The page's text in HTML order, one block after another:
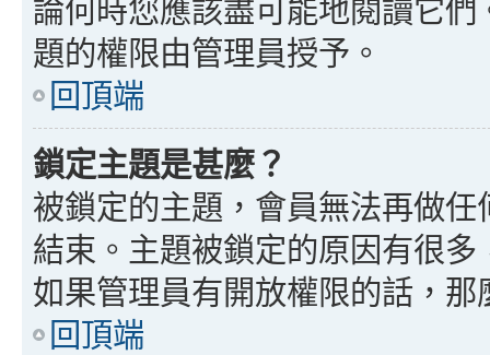
論何時您應該盡可能地閱讀它
題的權限由管理員授予。
回頂端
鎖定主題是甚麼？
被鎖定的主題，會員無法再做
結束。主題被鎖定的原因有很
如果管理員有開放權限的話，
回頂端